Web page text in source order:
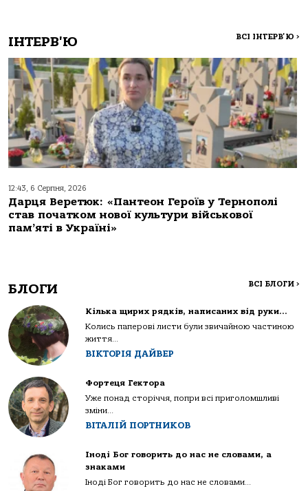
ІНТЕРВ'Ю ВСІ ІНТЕРВ'Ю >
12:43, 6 Серпня, 2026
Дарця Веретюк: «Пантеон Героїв у Тернополі
став початком нової культури військової
пам’яті в Україні»
БЛОГИ ВСІ БЛОГИ >
Кілька щирих рядків, написаних від руки…
Колись паперові листи були звичайною частиною
життя...
ВІКТОРІЯ ДАЙВЕР
Фортеця Гектора
Уже понад сторіччя, попри всі приголомшливі
зміни...
ВІТАЛІЙ ПОРТНИКОВ
Іноді Бог говорить до нас не словами, а
знаками
Іноді Бог говорить до нас не словами...